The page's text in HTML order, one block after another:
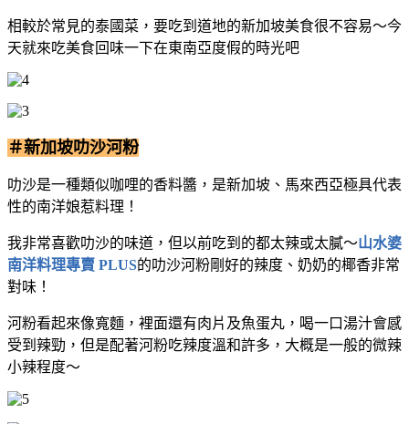
相較於常見的泰國菜，要吃到道地的新加坡美食很不容易～今
天就來吃美食回味一下在東南亞度假的時光吧
＃新加坡叻沙河粉
叻沙是一種類似咖哩的香料醬，是新加坡、馬來西亞極具代表
性的南洋娘惹料理！
我非常喜歡叻沙的味道，但以前吃到的都太辣或太膩～山水婆
南洋料理專賣 PLUS的叻沙河粉剛好的辣度、奶奶的椰香非常
對味！
河粉看起來像寬麵，裡面還有肉片及魚蛋丸，喝一口湯汁會感
受到辣勁，但是配著河粉吃辣度溫和許多，大概是一般的微辣
小辣程度～